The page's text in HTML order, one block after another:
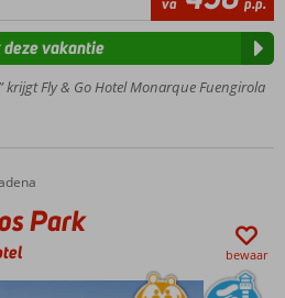
va p.p.
krijgt Fly & Go Hotel Monarque Fuengirola
vakantie
Park
bewaar